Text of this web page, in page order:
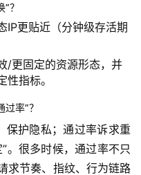
？
IP更贴近（分钟级存活期
/更固定的资源形态，并
指标。
率”？
保护隐私；通过率诉求重
。很多时候，通过率不只
求节奏、指纹、行为链路